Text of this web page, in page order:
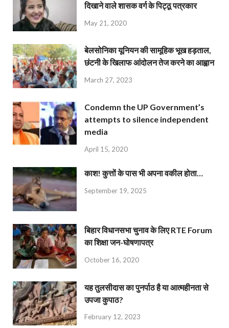
दिखाने वाले शासक वर्ग के पिट्ठू पत्रकार
May 21, 2020
बेलसोनिका यूनियन की सामूहिक भूख हड़ताल,
छंटनी के खिलाफ आंदोलन तेज करने का आह्वान
March 27, 2023
Condemn the UP Government’s
attempts to silence independent
media
April 15, 2020
काश! कुत्तों के पास भी अपना वकील होता…
September 19, 2025
बिहार विधानसभा चुनाव के लिए RTE Forum
का शिक्षा जन-घोषणापत्र
October 16, 2020
यह तुलसीदास का पुनर्पाठ है या आत्महीनता से
उपजा कुपाठ?
February 12, 2023